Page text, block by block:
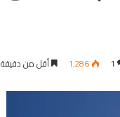
1 1٬286 أقل من دقيقة